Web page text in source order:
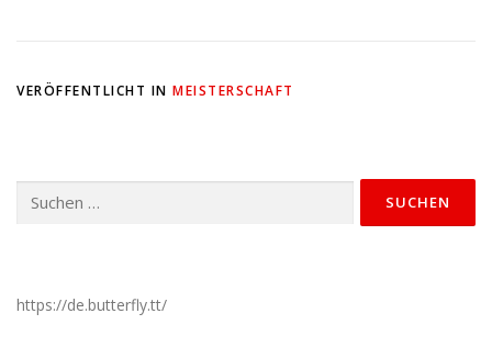
VERÖFFENTLICHT IN MEISTERSCHAFT
nach:
https://de.butterfly.tt/